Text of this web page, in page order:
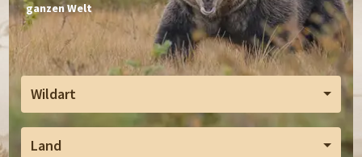
ganzen Welt
Wildart
Land